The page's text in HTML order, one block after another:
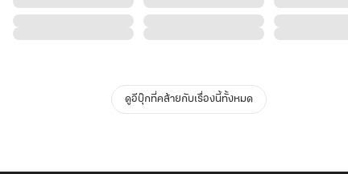
ดูอีบุ๊กที่คล้ายกับเรื่องนี้ทั้งหมด